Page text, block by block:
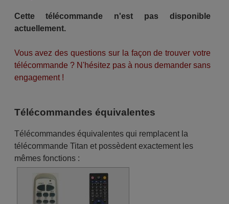
Cette télécommande n'est pas disponible
actuellement.
Vous avez des questions sur la façon de trouver votre
télécommande ? N'hésitez pas à nous demander sans
engagement !
Télécommandes équivalentes
Télécommandes équivalentes qui remplacent la
télécommande Titan et possèdent exactement les
mêmes fonctions :